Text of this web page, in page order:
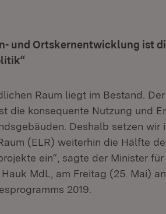
und Ortskernentwicklung ist
Raum liegt im Bestand.
die konsequente Nutzung und
Deshalb setzen wir
(ELR) weiterhin die Hälfte
ein“, sagte der Minister
MdL, am Freitag (25. Mai)
2019.